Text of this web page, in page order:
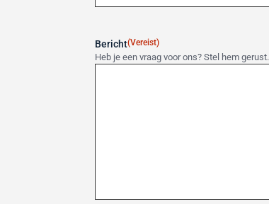
Bericht(Vereist)
Heb je een vraag voor ons? Stel hem gerust.